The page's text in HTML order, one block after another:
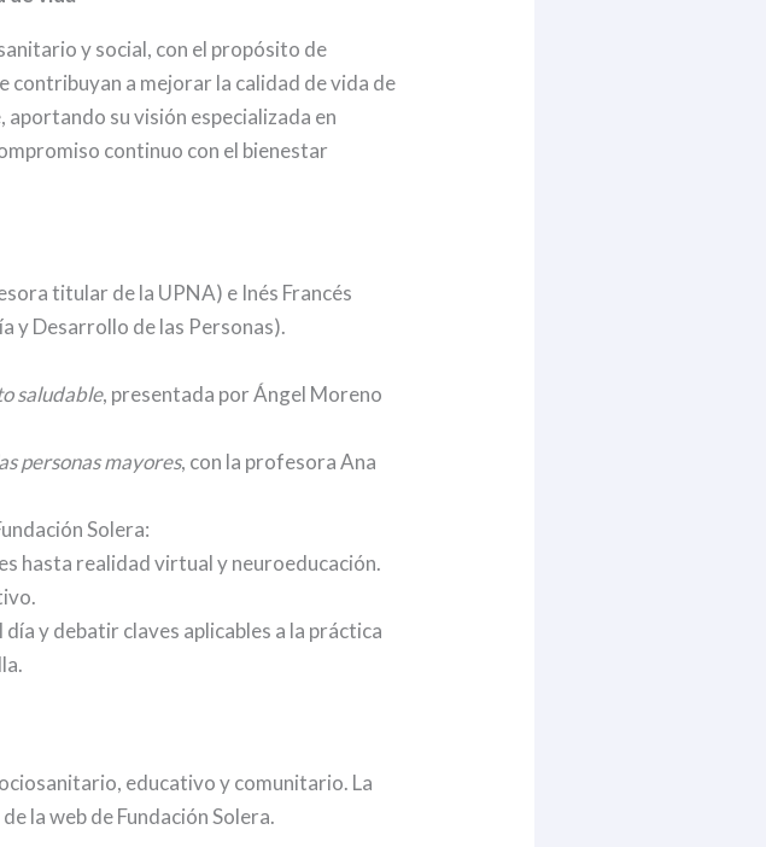
y social, con el propósito de
a mejorar la calidad de vida de
su visión especializada en
continuo con el bienestar
titular de la UPNA) e Inés Francés
y Desarrollo de las Personas).
saludable, presentada por Ángel Moreno
personas mayores, con la profesora Ana
Solera:
hasta realidad virtual y neuroeducación.
y debatir claves aplicables a la práctica
educativo y comunitario. La
la web de Fundación Solera.